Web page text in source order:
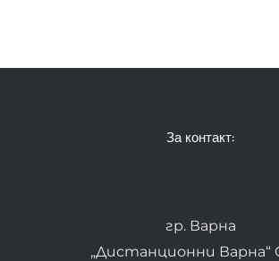
За контакт:
гр. Варна
„Дистанционни